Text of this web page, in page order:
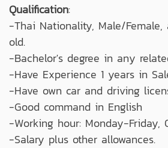
Qualification:
-Thai Nationality, Male/
old.
-Bachelor's degree in any
-Have Experience 1 years in
-Have own car and driving
-Good command in English
-Working hour: Monday-Friday,
-Salary plus other allowances.